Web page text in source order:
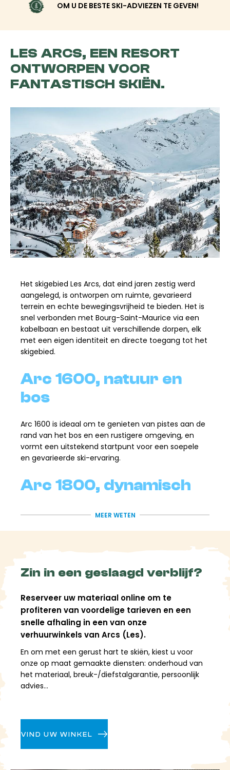
OM U DE BESTE SKI-ADVIEZEN TE GEVEN!
LES ARCS, EEN RESORT
ONTWORPEN VOOR
FANTASTISCH SKIËN.
Het skigebied Les Arcs, dat eind jaren zestig werd
aangelegd, is ontworpen om ruimte, gevarieerd
terrein en echte bewegingsvrijheid te bieden. Het is
snel verbonden met Bourg-Saint-Maurice via een
kabelbaan en bestaat uit verschillende dorpen, elk
met een eigen identiteit en directe toegang tot het
skigebied.
Arc 1600, natuur en
bos
Arc 1600 is ideaal om te genieten van pistes aan de
rand van het bos en een rustigere omgeving, en
vormt een uitstekend startpunt voor een soepele
en gevarieerde ski-ervaring.
Arc 1800, dynamisch
Dit is het bruisende hart van het resort. Snelle
en efficiënte verbindingen: perfect om af te
freestylesessies.
Arc 1950, comfort en
directe toegang
Arc 1950 is een autovrij dorp met een bergachtige
sfeer en biedt directe toegang tot de pistes en het
hooggelegen skigebied. Een populaire plek om
ongestoord van de ene afdaling naar de andere te
Arc 2000, hoogte en
toewijding
Aan de voet van de Aiguille Rouge is Arc 2000 het
MEER WETEN
Zin in een geslaagd verblijf?
Reserveer uw materiaal online om te
profiteren van voordelige tarieven en een
snelle afhaling in een van onze
verhuurwinkels van Arcs (Les).
En om met een gerust hart te skiën, kiest u voor
onze op maat gemaakte diensten: onderhoud van
het materiaal, breuk-/diefstalgarantie, persoonlijk
advies...
VIND UW WINKEL